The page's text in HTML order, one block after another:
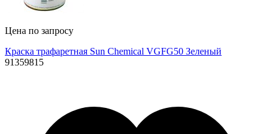
Цена по запросу
Краска трафаретная Sun Chemical VGFG50 Зеленый
91359815